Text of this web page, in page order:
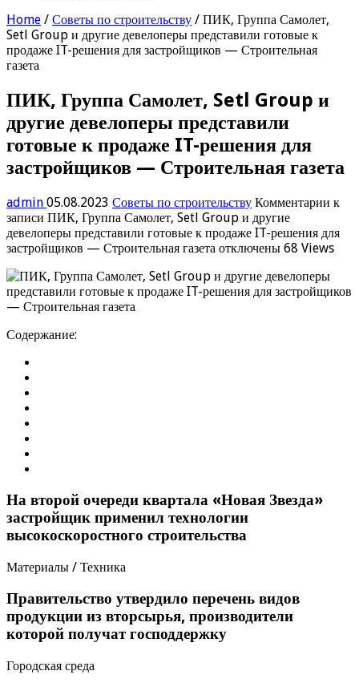
Home / Советы по строительству / ПИК, Группа Самолет,
Setl Group и другие девелоперы представили готовые к
продаже IT-решения для застройщиков — Строительная
газета
ПИК, Группа Самолет, Setl Group и
другие девелоперы представили
готовые к продаже IT-решения для
застройщиков — Строительная газета
admin 05.08.2023 Советы по строительству Комментарии к
записи ПИК, Группа Самолет, Setl Group и другие
девелоперы представили готовые к продаже IT-решения для
застройщиков — Строительная газета отключены 68 Views
Содержание:
На второй очереди квартала «Новая Звезда»
застройщик применил технологии
высокоскоростного строительства
Материалы / Техника
Правительство утвердило перечень видов
продукции из вторсырья, производители
которой получат господдержку
Городская среда